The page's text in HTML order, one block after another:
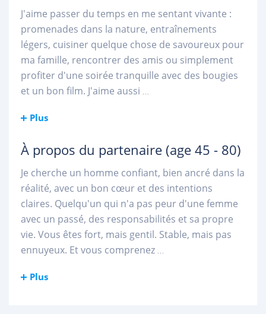
J'aime passer du temps en me sentant vivante :
promenades dans la nature, entraînements
légers, cuisiner quelque chose de savoureux pour
ma famille, rencontrer des amis ou simplement
profiter d'une soirée tranquille avec des bougies
et un bon film. J'aime aussi ...
Plus
À propos du partenaire (age 45 - 80)
Je cherche un homme confiant, bien ancré dans la
réalité, avec un bon cœur et des intentions
claires. Quelqu'un qui n'a pas peur d'une femme
avec un passé, des responsabilités et sa propre
vie. Vous êtes fort, mais gentil. Stable, mais pas
ennuyeux. Et vous comprenez...
Plus